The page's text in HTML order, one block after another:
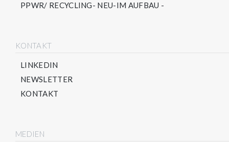
PPWR/ RECYCLING- NEU-IM AUFBAU -
KONTAKT
LINKEDIN
NEWSLETTER
KONTAKT
MEDIEN